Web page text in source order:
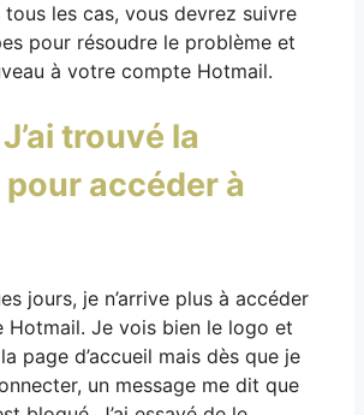
tous les cas, vous devrez suivre
pour résoudre le problème et
à votre compte Hotmail.
trouvé la
accéder à
jours, je n’arrive plus à accéder
Hotmail. Je vois bien le logo et
page d’accueil mais dès que je
un message me dit que